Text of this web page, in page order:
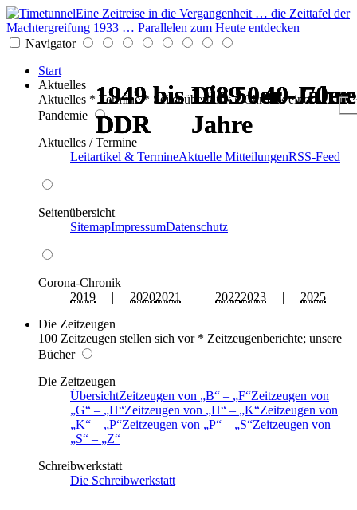
Eine Zeitreise in die Vergangenheit … die Zeittafel der
Machtergreifung 1933 … Parallelen zum Heute entdecken
Navigator
Start
Aktuelles
Aktuelles * Termine * Seitenüberblick * Chronik einer
Pandemie
Aktuelles / Termine
Leitartikel & TermineAktuelle MitteilungenRSS-Feed
Seitenübersicht
SitemapImpressumDatenschutz
Corona-Chronik
2019 | 20202021 | 20222023 | 2025
Die Zeitzeugen
100 Zeitzeugen stellen sich vor * Zeitzeugenberichte; unsere
Bücher
Die Zeitzeugen
ÜbersichtZeitzeugen von B – F Zeitzeugen von
G
– H Zeitzeugen von H – K Zeitzeugen von
K
– P Zeitzeugen von P – S Zeitzeugen von
S
–
Z
Schreibwerkstatt
Die Schreibwerkstatt
1949 bis 1989 - 40 Jahre
DDR
Die 50er - 70er
Jahre
1949 bis 1989 - 40 Jahre
DDR
1949 bis 1989 - 40 Jahre
DDR
Die 50er - 70er
Jahre
1949 bis 1989 - 40 Jahre
DDR